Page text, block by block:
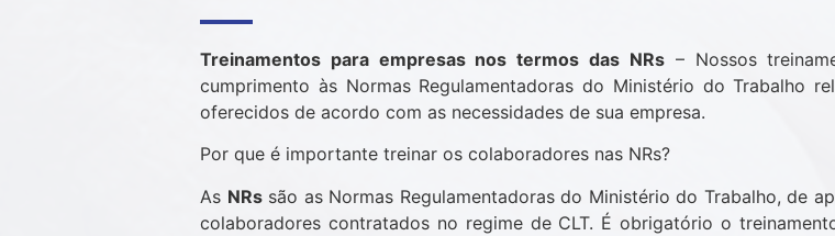
Treinamentos para empresas nos termos das NRs– Nossos
cumprimento às Normas Regulamentadoras do Ministério do Trabalho
oferecidos de acordo com as necessidades de sua empresa.
Por que é importante treinar os colaboradores nas NRs?
As NRssão as Normas Regulamentadoras do Ministério do Trabalho, de
colaboradores contratados no regime de CLT. É obrigatório o